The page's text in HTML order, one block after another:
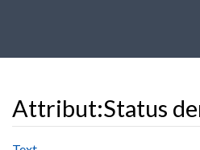
Attribut:Status